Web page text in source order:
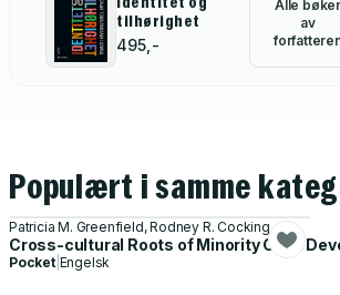
tilhørighet
495,-
Alle bøker
av
Populært i samme
Patricia M. Greenfield, Rodney R. Cocking
Cross-cultural Roots of Minority Child
Pocket| Engelsk